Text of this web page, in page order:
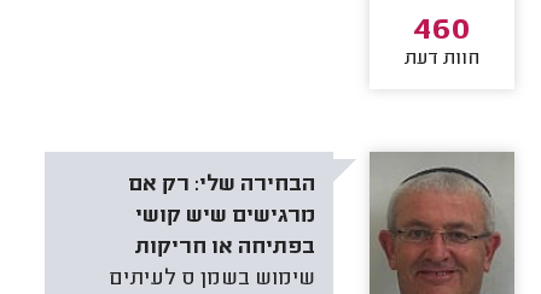
460
חוות דעת
הבחירה שלי: רק אם
מרגישים שיש קושי
בפתיחה או חריקות
שימוש בשמן ס לעיתים